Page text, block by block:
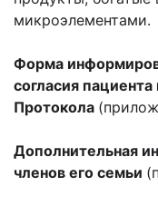
микроэлементами.
Форма
согласия
Протокола
Дополнительная
членов его семьи